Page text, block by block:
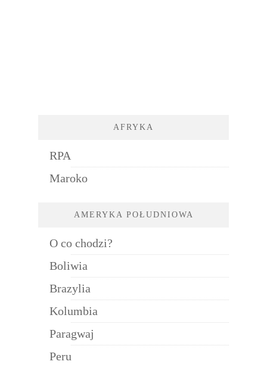
AFRYKA
RPA
Maroko
AMERYKA POŁUDNIOWA
O co chodzi?
Boliwia
Brazylia
Kolumbia
Paragwaj
Peru